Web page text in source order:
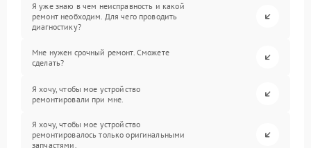
Я уже знаю в чем неисправность и какой
ремонт необходим. Для чего проводить
диагностику?
Мне нужен срочный ремонт. Сможете
сделать?
Я хочу, чтобы мое устройство
ремонтировали при мне.
Я хочу, чтобы мое устройство
ремонтировалось только оригинальными
запчастями.